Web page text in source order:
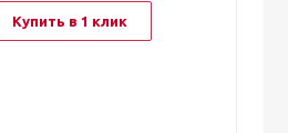
Купить в 1 клик